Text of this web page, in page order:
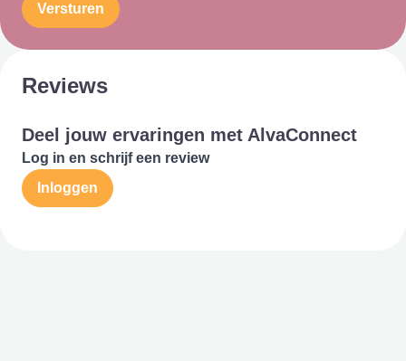
Versturen
Reviews
Deel jouw ervaringen met AlvaConnect
Log in en schrijf een review
Inloggen